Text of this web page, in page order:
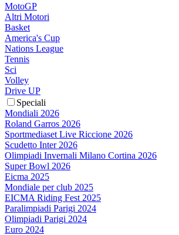
MotoGP
Altri Motori
Basket
America's Cup
Nations League
Tennis
Sci
Volley
Drive UP
Speciali
Mondiali 2026
Roland Garros 2026
Sportmediaset Live Riccione 2026
Scudetto Inter 2026
Olimpiadi Invernali Milano Cortina 2026
Super Bowl 2026
Eicma 2025
Mondiale per club 2025
EICMA Riding Fest 2025
Paralimpiadi Parigi 2024
Olimpiadi Parigi 2024
Euro 2024